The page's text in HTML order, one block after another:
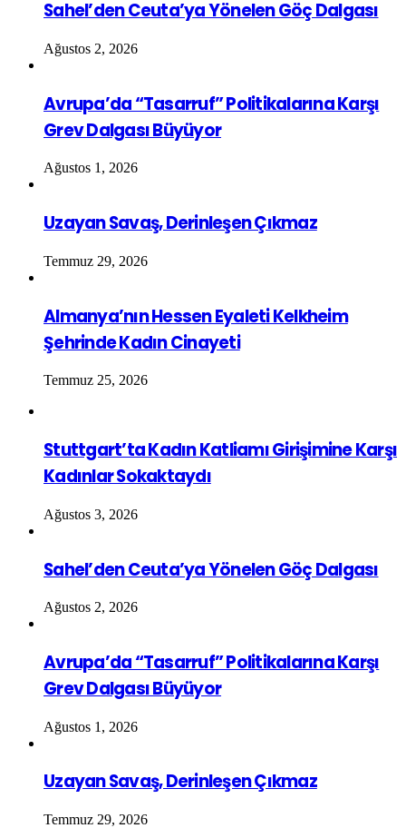
Sahel’den Ceuta’ya Yönelen Göç Dalgası
Ağustos 2, 2026
Avrupa’da “Tasarruf” Politikalarına Karşı
Grev Dalgası Büyüyor
Ağustos 1, 2026
Uzayan Savaş, Derinleşen Çıkmaz
Temmuz 29, 2026
Almanya’nın Hessen Eyaleti Kelkheim
Şehrinde Kadın Cinayeti
Temmuz 25, 2026
Stuttgart’ta Kadın Katliamı Girişimine Karşı
Kadınlar Sokaktaydı
Ağustos 3, 2026
Sahel’den Ceuta’ya Yönelen Göç Dalgası
Ağustos 2, 2026
Avrupa’da “Tasarruf” Politikalarına Karşı
Grev Dalgası Büyüyor
Ağustos 1, 2026
Uzayan Savaş, Derinleşen Çıkmaz
Temmuz 29, 2026